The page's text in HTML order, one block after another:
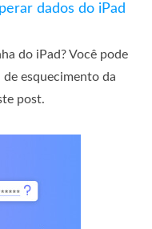
dados do iPad
do iPad? Você pode
esquecimento da
post.